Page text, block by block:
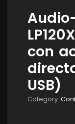
con
USB)
Category: